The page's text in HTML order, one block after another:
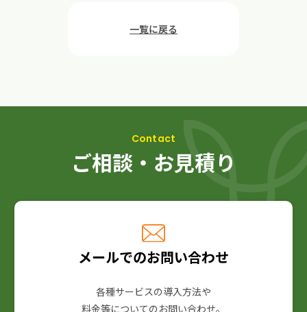
一覧に戻る
ご相談・お見積り
メールでのお問い合わせ
各種サービスの導入方法や
料金等についてのお問い合わせ。